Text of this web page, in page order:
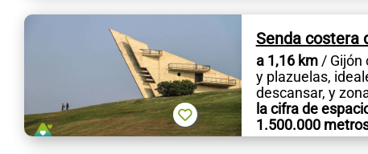
Senda costera
a 1,16 km/ Gijón
y plazuelas,
descansar, y
la cifra de
1.500.000